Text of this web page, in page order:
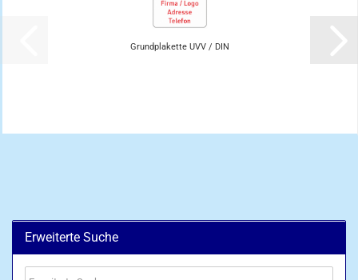
Grundplakette UVV / DIN
Erweiterte Suche